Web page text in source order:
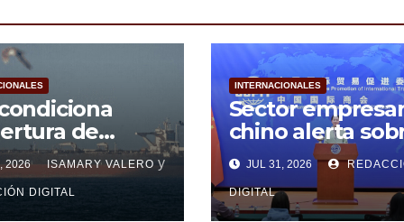
de
al fin de
de
Unidos
2026 ISAMARY VALERO y
DIGITAL
INTERNACIONALES
Sector
chino alerta
normas de la
Europea
JUL 31, 2026
DIGITAL